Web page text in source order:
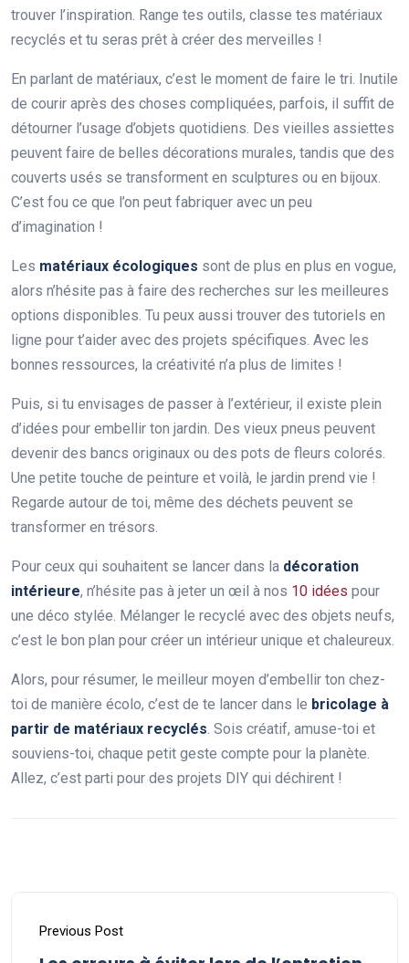
trouver l’inspiration. Range tes outils, classe tes matériaux
recyclés et tu seras prêt à créer des merveilles !
En parlant de matériaux, c’est le moment de faire le tri. Inutile
de courir après des choses compliquées, parfois, il suffit de
détourner l’usage d’objets quotidiens. Des vieilles assiettes
peuvent faire de belles décorations murales, tandis que des
couverts usés se transforment en sculptures ou en bijoux.
C’est fou ce que l’on peut fabriquer avec un peu
d’imagination !
Les matériaux écologiques sont de plus en plus en vogue,
alors n’hésite pas à faire des recherches sur les meilleures
options disponibles. Tu peux aussi trouver des tutoriels en
ligne pour t’aider avec des projets spécifiques. Avec les
bonnes ressources, la créativité n’a plus de limites !
Puis, si tu envisages de passer à l’extérieur, il existe plein
d’idées pour embellir ton jardin. Des vieux pneus peuvent
devenir des bancs originaux ou des pots de fleurs colorés.
Une petite touche de peinture et voilà, le jardin prend vie !
Regarde autour de toi, même des déchets peuvent se
transformer en trésors.
Pour ceux qui souhaitent se lancer dans la décoration
intérieure, n’hésite pas à jeter un œil à nos 10 idées pour
une déco stylée. Mélanger le recyclé avec des objets neufs,
c’est le bon plan pour créer un intérieur unique et chaleureux.
Alors, pour résumer, le meilleur moyen d’embellir ton chez-
toi de manière écolo, c’est de te lancer dans le bricolage à
partir de matériaux recyclés. Sois créatif, amuse-toi et
souviens-toi, chaque petit geste compte pour la planète.
Allez, c’est parti pour des projets DIY qui déchirent !
Previous Post